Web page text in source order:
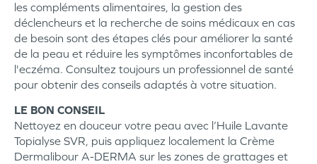
les compléments alimentaires, la gestion des
déclencheurs et la recherche de soins médicaux en cas
de besoin sont des étapes clés pour améliorer la santé
de la peau et réduire les symptômes inconfortables de
l'eczéma. Consultez toujours un professionnel de santé
pour obtenir des conseils adaptés à votre situation.
LE BON CONSEIL
Nettoyez en douceur votre peau avec l’Huile Lavante
Topialyse SVR, puis appliquez localement la Crème
Dermalibour A-DERMA sur les zones de grattages et